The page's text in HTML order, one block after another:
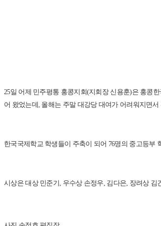
25일 어제 민주평통 홍콩지회(지회장 신용훈)은 홍콩
어 왔었는데, 올해는 주말 대강당 대여가 어려워지면
한국국제학교 학생들이 주축이 되어 76명의 중고등부
시상은 대상 민준기, 우수상 손정우, 김다은, 장려상